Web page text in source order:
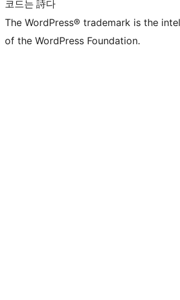
코드는 詩다
The WordPress® trademark is the
of the WordPress Foundation.